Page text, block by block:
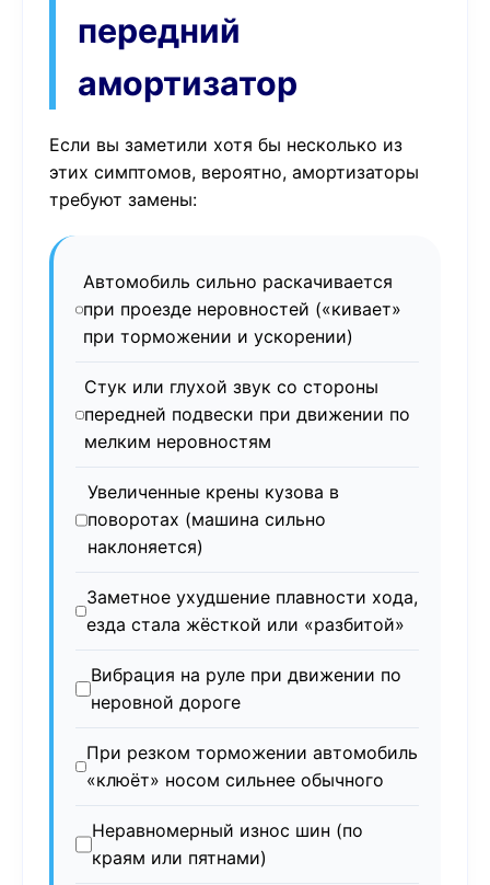
передний
амортизатор
Если вы заметили хотя бы несколько из
этих симптомов, вероятно, амортизаторы
требуют замены:
Автомобиль сильно раскачивается
при проезде неровностей («кивает»
при торможении и ускорении)
Стук или глухой звук со стороны
передней подвески при движении по
мелким неровностям
Увеличенные крены кузова в
поворотах (машина сильно
наклоняется)
Заметное ухудшение плавности хода,
езда стала жёсткой или «разбитой»
Вибрация на руле при движении по
неровной дороге
При резком торможении автомобиль
«клюёт» носом сильнее обычного
Неравномерный износ шин (по
краям или пятнами)